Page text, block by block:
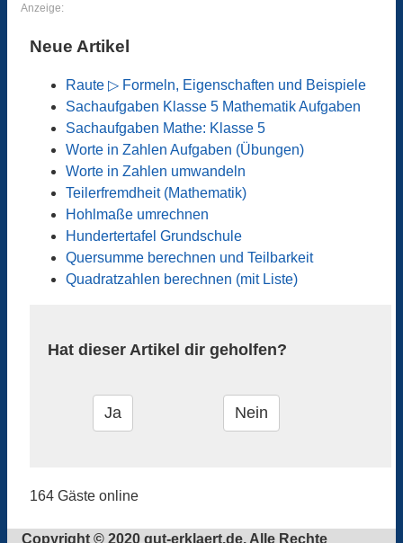
Anzeige:
Neue Artikel
Raute ▷ Formeln, Eigenschaften und Beispiele
Sachaufgaben Klasse 5 Mathematik Aufgaben
Sachaufgaben Mathe: Klasse 5
Worte in Zahlen Aufgaben (Übungen)
Worte in Zahlen umwandeln
Teilerfremdheit (Mathematik)
Hohlmaße umrechnen
Hundertertafel Grundschule
Quersumme berechnen und Teilbarkeit
Quadratzahlen berechnen (mit Liste)
Hat dieser Artikel dir geholfen?
164 Gäste online
Copyright © 2020 gut-erklaert.de. Alle Rechte